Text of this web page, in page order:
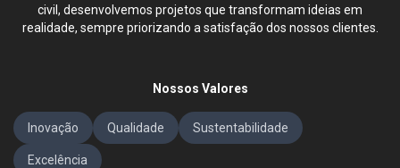
civil, desenvolvemos projetos que transformam ideias em
realidade, sempre priorizando a satisfação dos nossos clientes.
Nossos Valores
Inovação Qualidade Sustentabilidade
Excelência